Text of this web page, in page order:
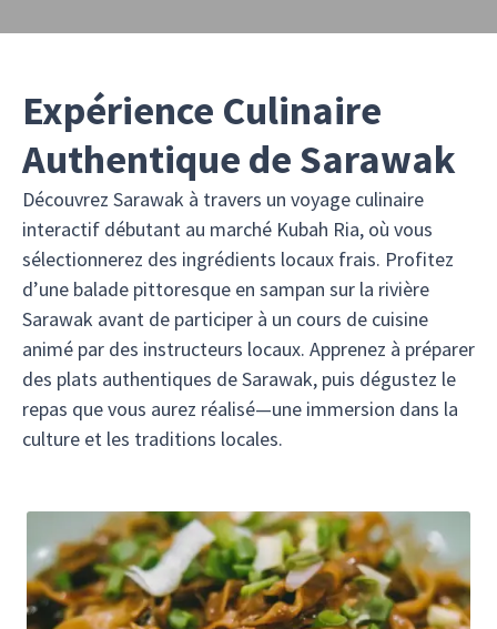
Expérience Culinaire
Authentique de Sarawak
Découvrez Sarawak à travers un voyage culinaire
interactif débutant au marché Kubah Ria, où vous
sélectionnerez des ingrédients locaux frais. Profitez
d’une balade pittoresque en sampan sur la rivière
Sarawak avant de participer à un cours de cuisine
animé par des instructeurs locaux. Apprenez à préparer
des plats authentiques de Sarawak, puis dégustez le
repas que vous aurez réalisé—une immersion dans la
culture et les traditions locales.